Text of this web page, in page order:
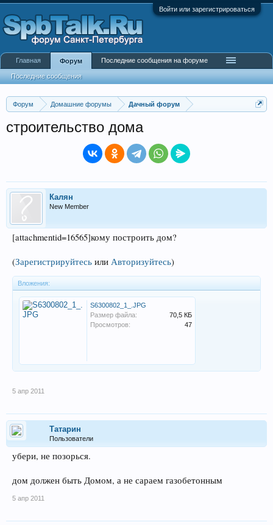
Войти или зарегистрироваться
Форум Домашние форумы Дачный форум
строительство дома
Калян
New Member
[attachmentid=16565]кому построить дом?
(Зарегистрируйтесь или Авторизуйтесь)
Вложения:
S6300802_1_.JPG
Размер файла:
70,5 КБ
Просмотров:
47
5 апр 2011
Татарин
Пользователи
убери, не позорься.
дом должен быть Домом, а не сараем газобетонным
5 апр 2011
Главная Форум
Последние сообщения
Последние сообщения на форуме